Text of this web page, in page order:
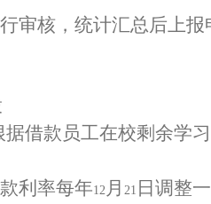
审核，统计汇总后上报
据借款员工在校剩余学
利率每年12月 21 日调整